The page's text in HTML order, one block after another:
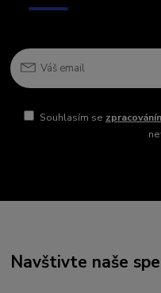
Souhlasím se
Navštivte naše